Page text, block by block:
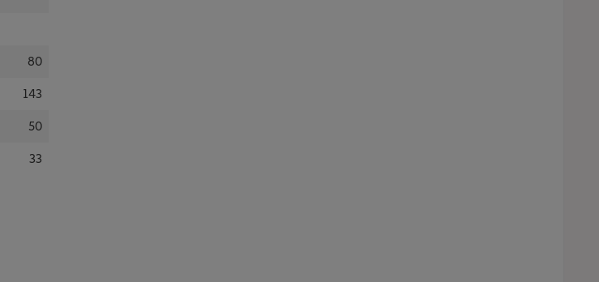
80
143
50
33